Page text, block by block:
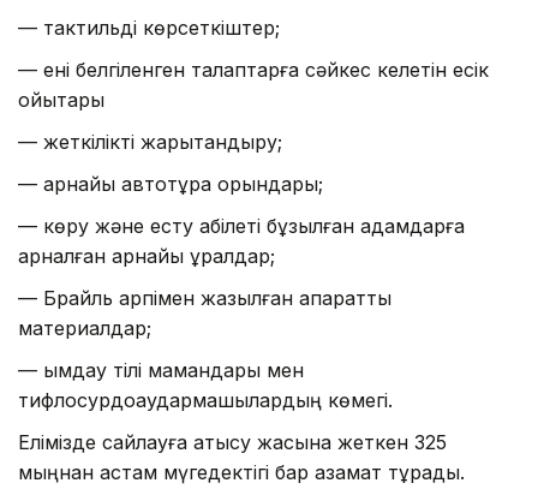
— тактильді көрсеткіштер;
— ені белгіленген талаптарға сәйкес келетін есік
ойықтары
— жеткілікті жарықтандыру;
— арнайы автотұрақ орындары;
— көру және есту қабілеті бұзылған адамдарға
арналған арнайы құралдар;
— Брайль қарпімен жазылған ақпараттық
материалдар;
— ымдау тілі мамандары мен
тифлосурдоаудармашылардың көмегі.
Елімізде сайлауға қатысу жасына жеткен 325
мыңнан астам мүгедектігі бар азамат тұрады.